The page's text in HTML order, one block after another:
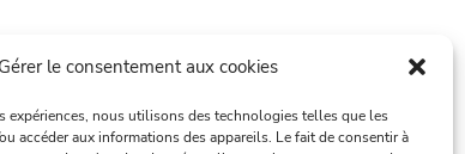
Gérer le consentement aux cookies
expériences, nous utilisons des technologies telles que les
accéder aux informations des appareils. Le fait de consentir à